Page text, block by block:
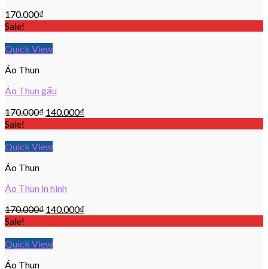
170.000₫
Sale!
Quick View
Áo Thun
Áo Thun gấu
170.000₫ 140.000₫
Sale!
Quick View
Áo Thun
Áo Thun in hình
170.000₫ 140.000₫
Sale!
Quick View
Áo Thun